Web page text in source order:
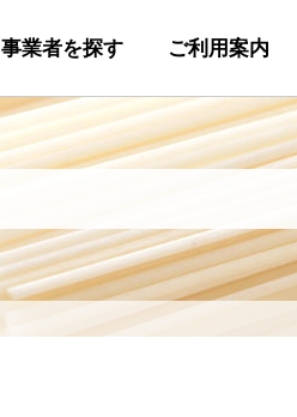
事業者を探す ご利用案内